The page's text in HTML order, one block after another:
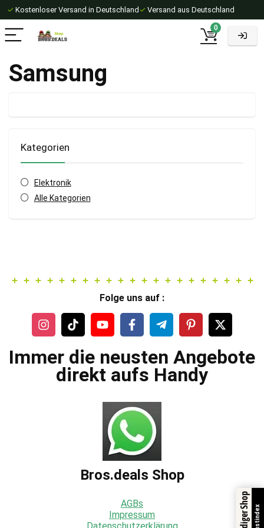
✓ Kostenloser Versand in Deutschland ✓ Versand aus Deutschland
0
Samsung
Kategorien
Elektronik
Alle Kategorien
Folge uns auf :
Immer die neusten Angebote
direkt aufs Handy
Bros.deals Shop
AGBs
Impressum
Datenschutzerklärung
Trustindex